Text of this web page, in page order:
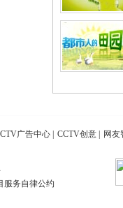
广告中心 CCTV创意 网友
服务自律公约